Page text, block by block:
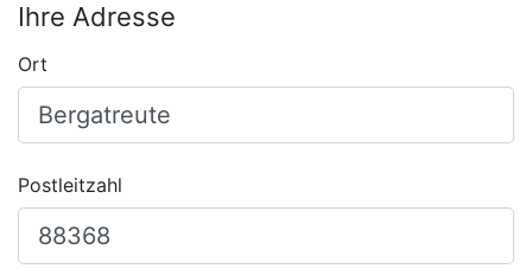
Ihre Adresse
Ort
Postleitzahl